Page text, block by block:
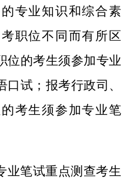
专业知识和综合素
职位不同而有所区
位的考生须参加专业
试；报考行政司、
考生须参加专业笔
业笔试重点测查考生